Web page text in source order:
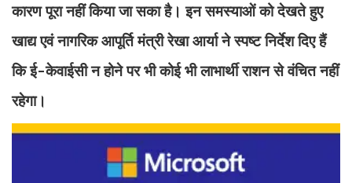
कारण पूरा नहीं किया जा सका है। इन समस्याओं को देखते हुए
खाद्य एवं नागरिक आपूर्ति मंत्री रेखा आर्या ने स्पष्ट निर्देश दिए हैं
कि ई-केवाईसी न होने पर भी कोई भी लाभार्थी राशन से वंचित नहीं
रहेगा।